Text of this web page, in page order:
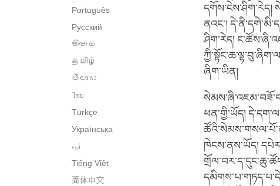
Português
Русский
සිංහල
தமிழ்
తెలుగు
ไทย
Türkçe
Українська
اُردو
Tiếng Việt
简体中文
དགོས་ངེས་ཤིག་རེད།
ནའང་།
ཤིག་རེད།
ཞིག་ཡིན།
ཕན་གྱི་ཡོད།
ཁེངས་ནས་ཡོད།